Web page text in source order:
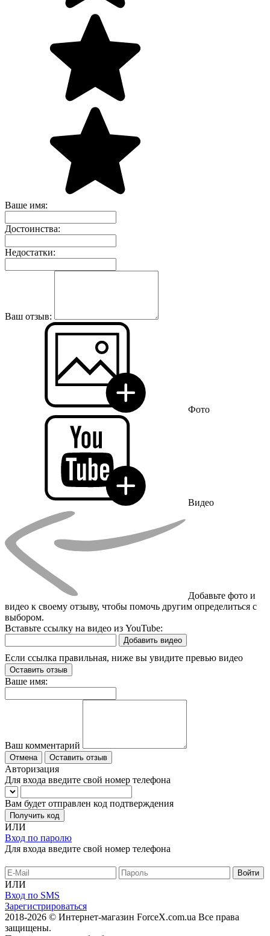
Ваше имя:
Достоинства:
Недостатки:
Ваш отзыв:
Фото
Видео
Добавьте фото и
видео к своему отзыву, чтобы помочь другим определиться с
выбором.
Вставьте ссылку на видео из YouTube:
Добавить видео
Если ссылка правильная, ниже вы увидите превью видео
Оставить отзыв
Ваше имя:
Ваш комментарий
Отмена Оставить отзыв
Авторизация
Для входа введите свой номер телефона
Вам будет отправлен код подтверждения
Получить код
ИЛИ
Вход по паролю
Для входа введите свой номер телефона
ИЛИ
Вход по SMS
Зарегистрироваться
2018-2026 © Интернет-магазин ForceX.com.ua Все права
защищены.